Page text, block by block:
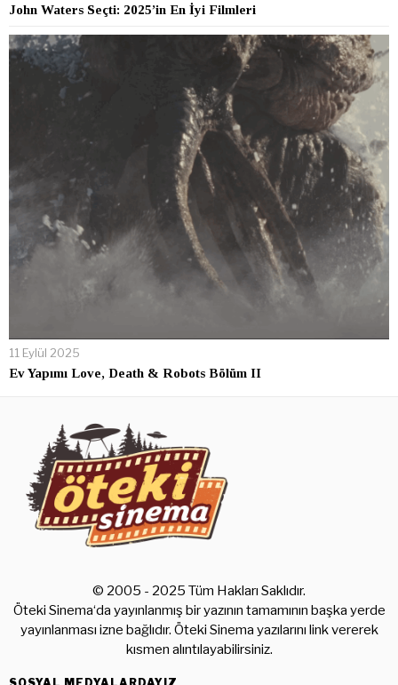
John Waters Seçti: 2025’in En İyi Filmleri
11 Eylül 2025
Ev Yapımı Love, Death & Robots Bölüm II
© 2005 - 2025 Tüm Hakları Saklıdır.
Öteki Sinema‘da yayınlanmış bir yazının tamamının başka yerde
yayınlanması izne bağlıdır. Öteki Sinema yazılarını link vererek
kısmen alıntılayabilirsiniz.